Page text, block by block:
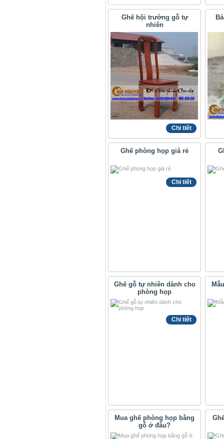
Ghế hội trường gỗ tự
nhiên
Chi tiết
Ghế phòng họp giá rẻ
Chi tiết
Ghế gỗ tự nhiên dành cho
phòng họp
Chi tiết
Mua ghế phòng họp bằng
gỗ ở đâu?